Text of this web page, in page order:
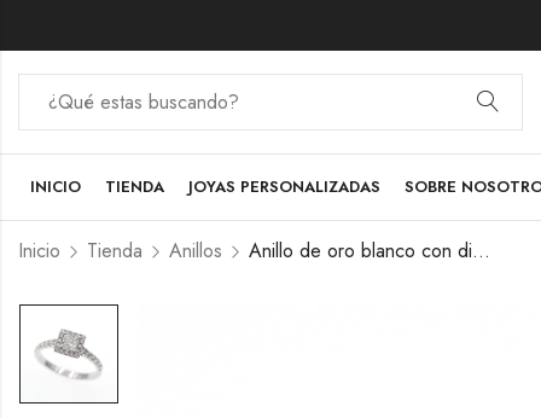
INICIO TIENDA JOYAS PERSONALIZADAS SOBRE
Inicio Tienda Anillos Anillo de oro blanco con diamante talla princesa y halo de diamantes.